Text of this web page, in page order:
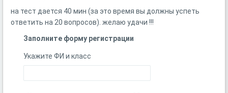
на тест дается 40 мин (за это время вы должны успеть
ответить на 20 вопросов). желаю удачи !!!
Заполните форму регистрации
Укажите ФИ и класс